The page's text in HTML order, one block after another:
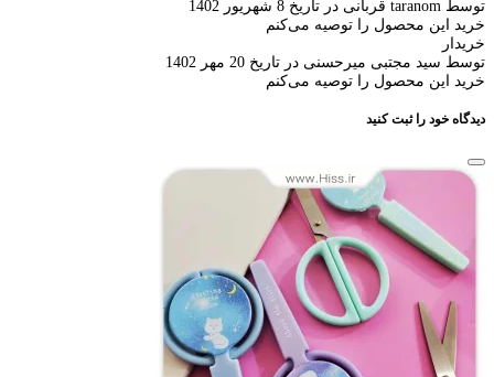
توسط taranom قربانی در تاریخ 8 شهریور 1402
خرید این محصول را توصیه می‌کنم
خریدار
توسط سید مجتبی میرحسنی در تاریخ 20 مهر 1402
خرید این محصول را توصیه می‌کنم
دیدگاه خود را ثبت کنید